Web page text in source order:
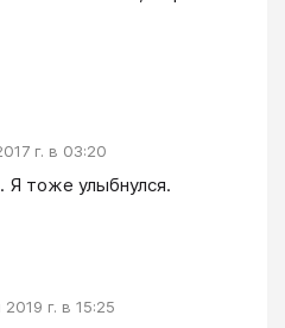
г. в 03:20
Я тоже улыбнулся.
г. в 15:25